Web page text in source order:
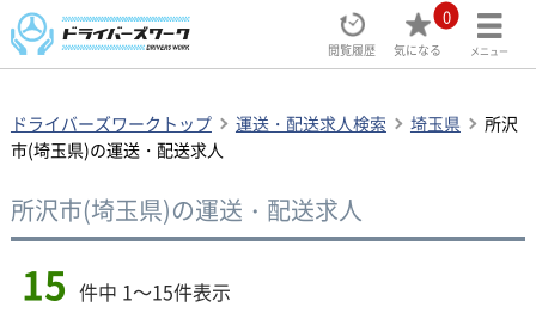
閲覧履歴
0
気になる メニュー
ドライバーズワークトップ 運送・配送求人検索 埼玉県
所沢
市(埼玉県)の運送・配送求人
所沢市(埼玉県)の運送・配送求人
15 件中 1～15件表示